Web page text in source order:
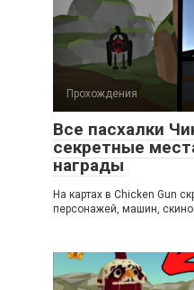
Прохождения
Все пасхалки
секретные
награды
На картах в Chicken Gun
персонажей, машин,